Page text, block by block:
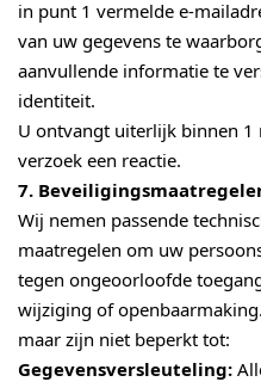
in punt 1 vermelde e-
van uw gegevens te
aanvullende informatie te
identiteit.
U ontvangt uiterlijk binnen 1
verzoek een reactie.
7.
Wij nemen passende
maatregelen om uw
tegen ongeoorloofde
wijziging of
maar zijn niet beperkt tot:
Gegevensversleuteling: